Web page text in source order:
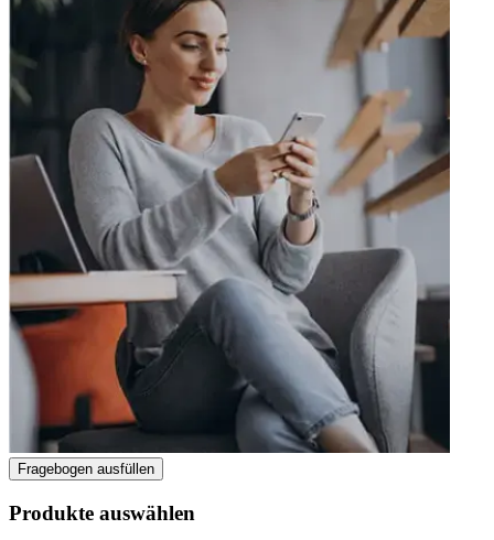
Fragebogen ausfüllen
Produkte auswählen